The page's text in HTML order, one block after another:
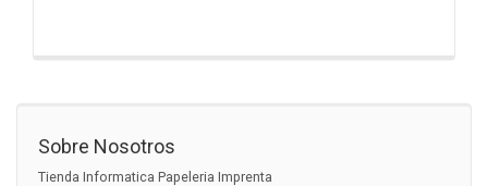
Sobre Nosotros
Tienda Informatica Papeleria Imprenta